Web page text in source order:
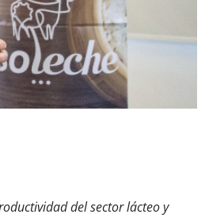
del sector lácteo y